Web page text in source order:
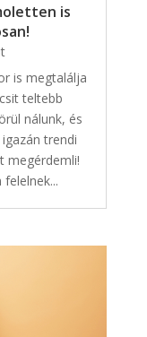
is
is megtalálja
teltebb
nálunk, és
trendi
megérdemli!